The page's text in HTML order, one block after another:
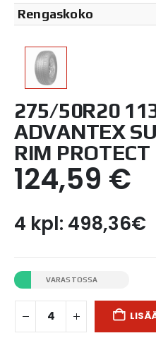
Rengaskoko
275/50R20
ADVANTEX
RIM PROTECT
124,59 €
4 kpl: 498,36€
VARASTOSSA